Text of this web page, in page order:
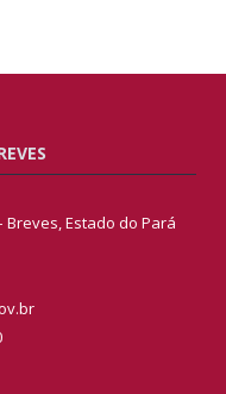
Breves, Estado do Pará